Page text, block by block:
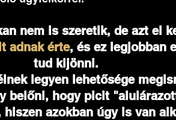
nem is szeretik, de azt el
adnak érte, és ez legjobban
tud kijönni.
legyen lehetősége
belőni, hogy picit
azokban úgy is van